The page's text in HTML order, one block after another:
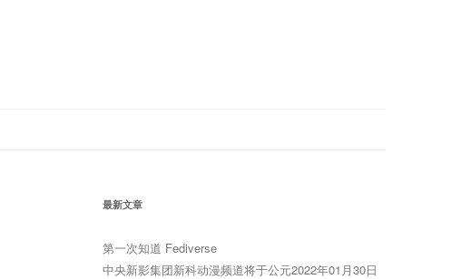
最新文章
第一次知道 Fediverse
中央新影集团新科动漫频道将于公元2022年01月30日